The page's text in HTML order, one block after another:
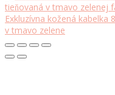
Exkluzívna kožená
v tmavo zelene